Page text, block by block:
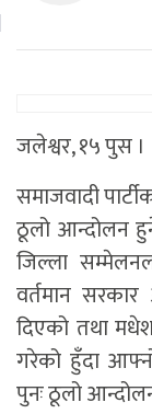
जलेश्वर, १५ पुस ।
समाजवादी
ठूलो आन्दोलन
जिल्ला
वर्तमान
दिएको तथा
गरेको हुँदा
पुनः ठूलो